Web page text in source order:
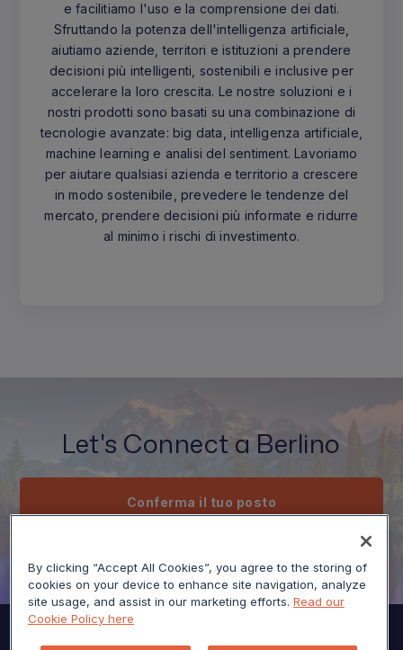
e facilitiamo l'uso e la comprensione dei dati.
Sfruttando la potenza dell'intelligenza artificiale,
aiutiamo aziende, territori e istituzioni a prendere
decisioni più intelligenti, sostenibili e inclusive per
accelerare la loro crescita. Le nostre soluzioni e i
nostri prodotti sono basati su una combinazione di
tecnologie avanzate: big data, intelligenza artificiale,
machine learning e analisi del sentiment. Lavoriamo
per aiutare qualsiasi azienda e territorio a crescere
in modo sostenibile, prevedere le tendenze del
mercato, prendere decisioni più informate e ridurre
al minimo i rischi di investimento.
Let's Connect a Berlino
Conferma il tuo posto
By clicking “Accept All Cookies”, you agree to the storing of
cookies on your device to enhance site navigation, analyze
site usage, and assist in our marketing efforts. Read our
Cookie Policy here